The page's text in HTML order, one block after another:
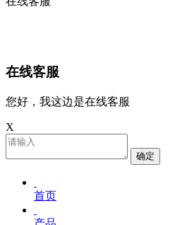
在线客服
您好，我这边是在线客服
X
确定
首页